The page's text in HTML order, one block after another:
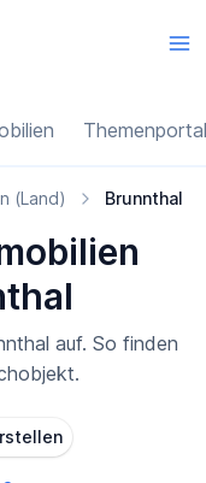
(Land) Brunnthal
auf. So finden